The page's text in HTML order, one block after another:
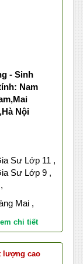
- Sinh
Nam
Nội
Sư Lớp 11 ,
Sư Lớp 9 ,
Mai ,
chi tiết
lượng cao